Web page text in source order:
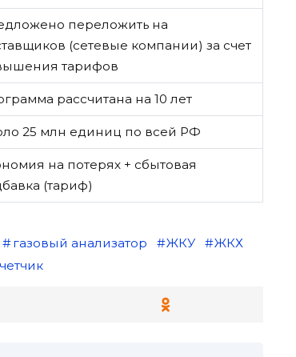
переложить на
(сетевые компании) за счет
тарифов
рассчитана на 10 лет
25 млн единиц по всей РФ
на потерях + сбытовая
(тариф)
газовый анализатор ЖКУ
ЖКХ